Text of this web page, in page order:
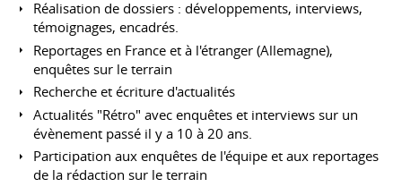
Réalisation de dossiers : développements, interviews,
témoignages, encadrés.
Reportages en France et à l'étranger (Allemagne),
enquêtes sur le terrain
Recherche et écriture d'actualités
Actualités "Rétro" avec enquêtes et interviews sur un
évènement passé il y a 10 à 20 ans.
Participation aux enquêtes de l'équipe et aux reportages
de la rédaction sur le terrain